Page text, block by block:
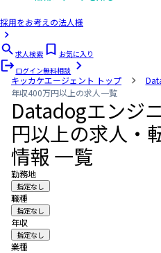
採用をお考えの法人様
求人検索
お気に入り
ログイン無料相談
キッカケエージェント トップ
年収400万円以上の求人一覧
Datadogエンジ
円以上の求人・
情報 一覧
勤務地
指定なし
職種
指定なし
年収
指定なし
業種